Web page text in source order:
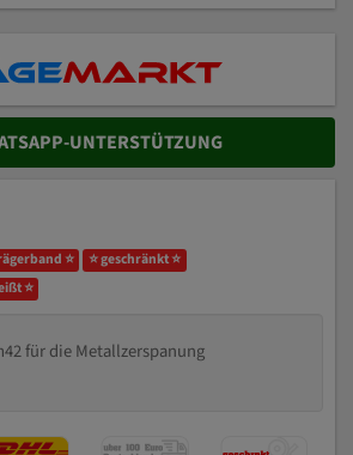
UNTERSTÜTZUNG
⭐
⭐ geschränkt ⭐
⭐
für die Metallzerspanung